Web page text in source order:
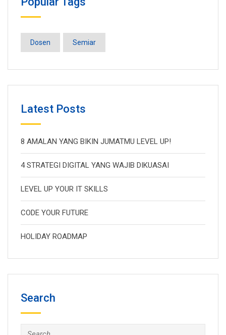
Dosen Semiar
Latest Posts
8 AMALAN YANG BIKIN JUMATMU LEVEL UP!
4 STRATEGI DIGITAL YANG WAJIB DIKUASAI
LEVEL UP YOUR IT SKILLS
CODE YOUR FUTURE
HOLIDAY ROADMAP
Search
Search